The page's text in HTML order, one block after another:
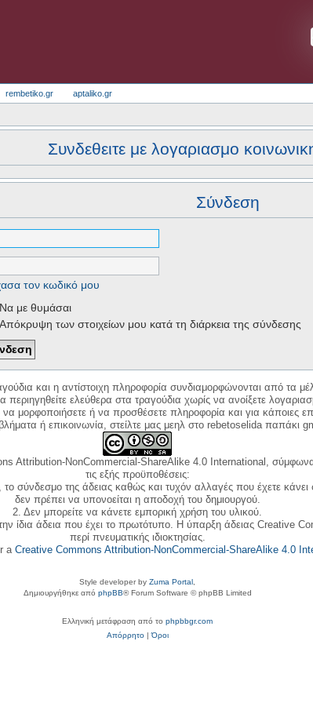
rembetiko.gr aptaliko.gr
Συνδεθειτε με λογαριασμο
Σύνδεση
τον κωδικό μου
Να με θυμάσαι
Απόκρυψη των στοιχείων μου κατά τη διάρκεια της σύνδεσης
και η αντίστοιχη πληροφορία συνδιαμορφώνονται από τα
περιηγηθείτε ελεύθερα στα τραγούδια χωρίς να ανοίξετε
μορφοποιήσετε ή να προσθέσετε πληροφορία και για κάποιες
ή επικοινωνία, στείλτε μας μεηλ στο rebetoselida παπάκι
Attribution-NonCommercial-ShareAlike 4.0 International, σύμφωνα
τις εξής προϋποθέσεις:
σύνδεσμο της άδειας καθώς και τυχόν αλλαγές που έχετε
δεν πρέπει να υπονοείται η αποδοχή του δημιουργού.
2. Δεν μπορείτε να κάνετε εμπορική χρήση του υλικού.
ίδια άδεια που έχει το πρωτότυπο. Η ύπαρξη άδειας Creative
περί πνευματικής ιδιοκτησίας.
a Creative Commons Attribution-NonCommercial-ShareAlike 4.0
Style developer by Zuma Portal
Δημιουργήθηκε από phpBB® Forum Software © phpBB Limited
Ελληνική μετάφραση από το phpbbgr.com
Απόρρητο|Όροι